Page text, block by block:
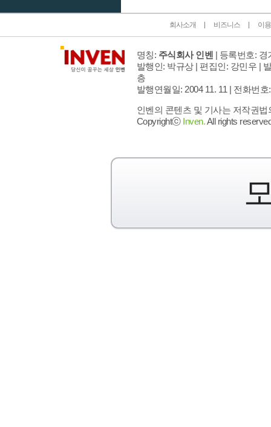
회사소개 비즈니스 이
명칭: 주식회사 인벤 | 등록번호: 경
발행인: 박규상 | 편집인: 강민우 |
층
발행연월일: 2004 11. 11 | 전화번호
인벤의 콘텐츠 및 기사는 저작권
Copyrightⓒ Inven.All rights